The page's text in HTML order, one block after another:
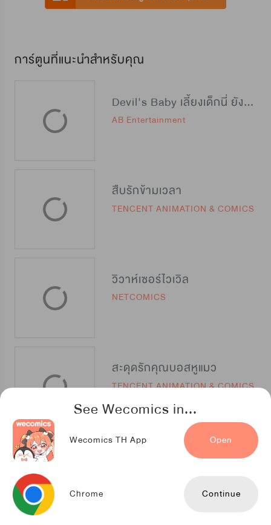
See Wecomics in...
Wecomics TH App Open
Chrome Continue
การ์ตูนที่แนะนำสำหรับคุณ
Devil's Baby เลี้ยงเด็กนี่ ยังไงดีนะ?
AB Entertainment
สืบรักข้ามเวลา
TENCENT ANIMATION & COMICS
วิวาห์เซอร์ไวเวิล
NETCOMICS
สะดุดรักคุณบอสหูแมว
TENCENT ANIMATION & COMICS
ยัยปลาคาร์พน้อยของฉัน